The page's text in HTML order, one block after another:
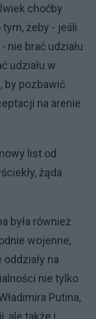
choćby
żeby - jeśli
nie brać udziału
udziału w
by pozbawić
na arenie
list od
żąda
była również
wojenne,
na
nie tylko
Putina,
ale także i